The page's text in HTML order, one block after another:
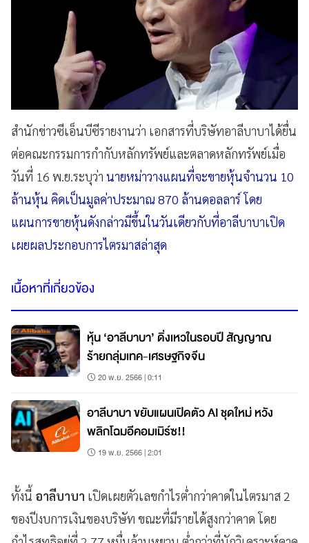
สำนักข่าวซีเอ็นบีซีรายงานว่า เอกสารที่บริษัทอาลีบาบาได้ยื่น
ต่อคณะกรรมการกำกับหลักทรัพย์และตลาดหลักทรัพย์เมื่อ
วันที่ 16 พ.ย.ระบุว่า นายหม่าวางแผนที่จะขายหุ้นจำนวน 10
ล้านหุ้น คิดเป็นมูลค่าประมาณ 870 ล้านดอลลาร์ โดย
แผนการขายหุ้นดังกล่าวมีขึ้นในวันเดียวกับที่อาลีบาบาเปิด
เผยผลประกอบการไตรมาสล่าสุด
เนื้อหาที่เกี่ยวข้อง
หุ้น ‘อาลีบาบา’ ดิ่งเหวในรอบปี สัญญาณ
ร้ายกลุ่มเทค-เศรษฐกิจจีน
20 พ.ย. 2566 | 0:11
อาลีบาบา ขยับแผนเปิดตัว AI ชุดใหม่ หวัง
พลิกโฉมอีคอมเมิร์ซ!!
19 พ.ย. 2566 | 2:01
ทั้งนี้ อาลีบาบา เปิดเผยตัวเลขกำไรต่ำกว่าคาดในไตรมาส 2
ของปีงบการเงินของบริษัท ขณะที่มีรายได้สูงกว่าคาด โดย